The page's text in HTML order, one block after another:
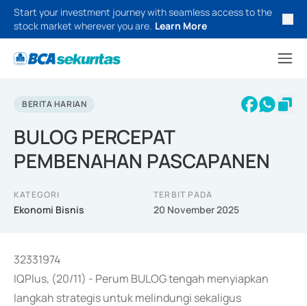
Start your investment journey with seamless access to the
stock market wherever you are. Learn More
BERITA HARIAN
BULOG PERCEPAT
PEMBENAHAN PASCAPANEN
KATEGORI
Ekonomi Bisnis
TERBIT PADA
20 November 2025
32331974
IQPlus, (20/11) - Perum BULOG tengah menyiapkan
langkah strategis untuk melindungi sekaligus